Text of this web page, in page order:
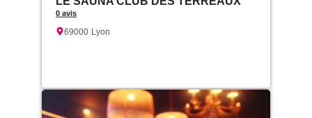
0 avis
69000 Lyon